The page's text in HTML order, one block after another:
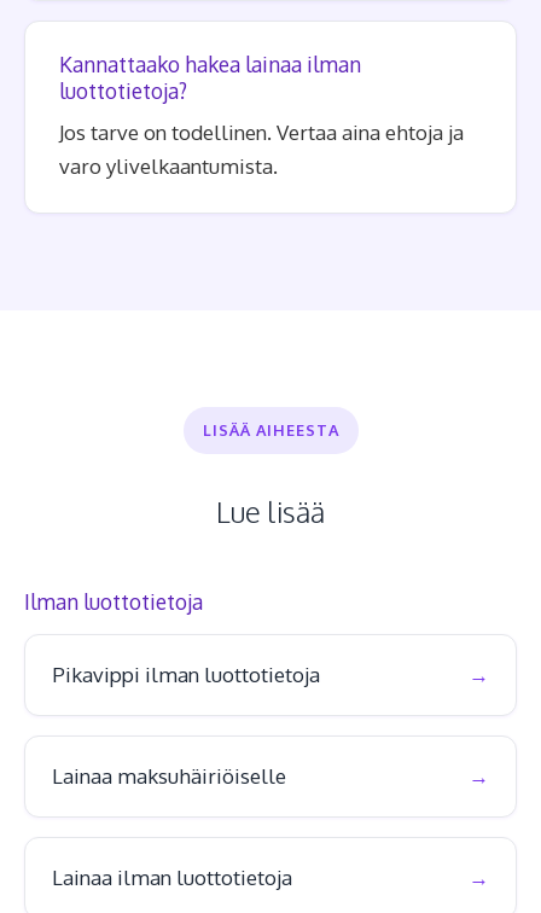
Kannattaako hakea lainaa ilman
luottotietoja?
Jos tarve on todellinen. Vertaa aina ehtoja ja
varo ylivelkaantumista.
LISÄÄ AIHEESTA
Lue lisää
Ilman luottotietoja
Pikavippi ilman luottotietoja
Lainaa maksuhäiriöiselle
Lainaa ilman luottotietoja